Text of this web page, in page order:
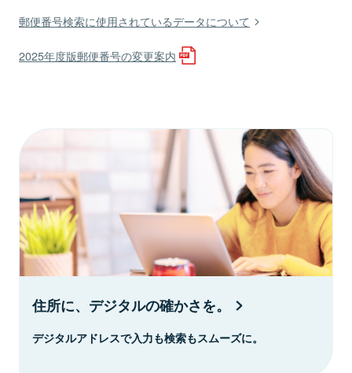
郵便番号検索に使用されているデータについて
2025年度版郵便番号の変更案内
住所に、デジタルの確かさを。
デジタルアドレスで入力も検索もスムーズに。